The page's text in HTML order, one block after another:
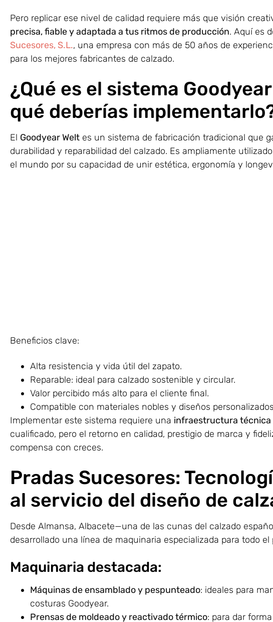
Pero replicar ese nivel de calidad requiere más que visión
precisa, fiable y adaptada a tus ritmos de producción. Aquí es
Sucesores, S.L., una empresa con más de 50 años de
para los mejores fabricantes de calzado.
¿Qué es el sistema
qué deberías
El Goodyear Welt es un sistema de fabricación tradicional que
durabilidad y reparabilidad del calzado. Es ampliamente
el mundo por su capacidad de unir estética, ergonomía y
Beneficios clave:
Alta resistencia y vida útil del zapato.
Reparable: ideal para calzado sostenible y circular.
Valor percibido más alto para el cliente final.
Compatible con materiales nobles y diseños
Implementar este sistema requiere una infraestructura técnica
cualificado, pero el retorno en calidad, prestigio de marca y
compensa con creces.
Pradas Sucesores:
al servicio del diseño de
Desde Almansa, Albacete—una de las cunas del calzado
desarrollado una línea de maquinaria especializada para todo el
Maquinaria destacada:
Máquinas de ensamblado y pespunteado: ideales para
costuras Goodyear.
Prensas de moldeado y reactivado térmico: para dar